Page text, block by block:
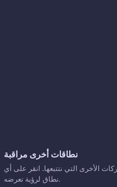
نطاقات أخرى مراقبة
الأخرى التي نتتبعها. انقر على أي
نطاق لرؤية تعرضه.